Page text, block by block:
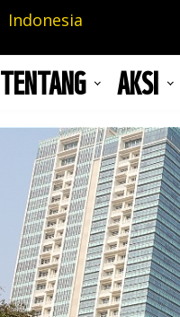
Indonesia
TENTANG AKSI